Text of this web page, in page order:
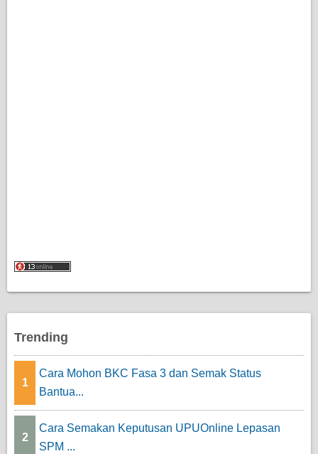
Trending
1
Cara Mohon BKC Fasa 3 dan Semak Status
Bantua...
2
Cara Semakan Keputusan UPUOnline Lepasan
SPM ...